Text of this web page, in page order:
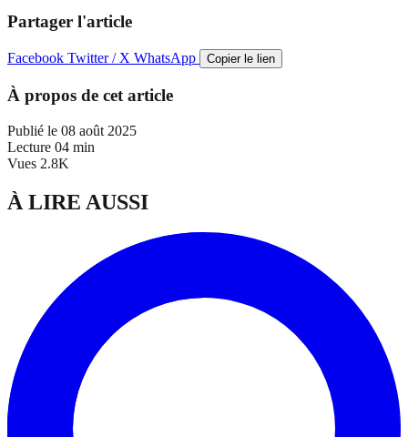
Partager l'article
Facebook Twitter / X WhatsApp Copier le lien
À propos de cet article
Publié le 08 août 2025
Lecture 04 min
Vues 2.8K
À LIRE AUSSI